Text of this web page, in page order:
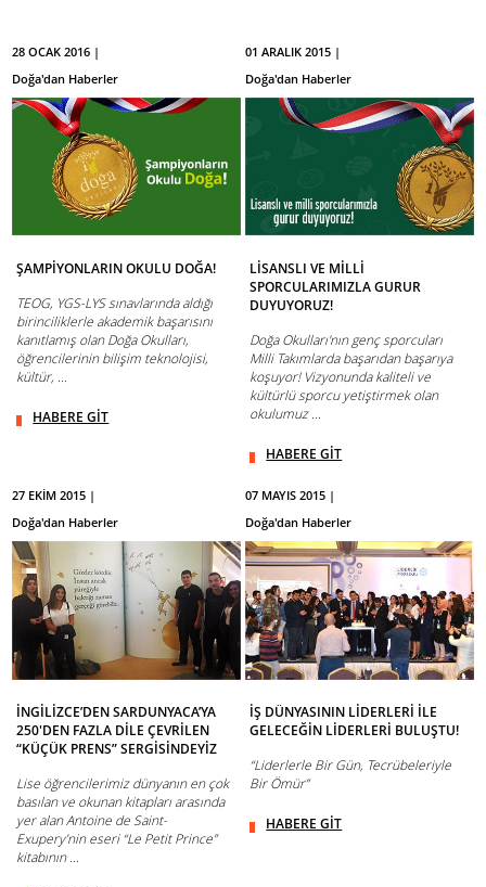
28 OCAK 2016 |
Doğa'dan Haberler
ŞAMPİYONLARIN OKULU DOĞA!
TEOG, YGS-LYS sınavlarında aldığı
birinciliklerle akademik başarısını
kanıtlamış olan Doğa Okulları,
öğrencilerinin bilişim teknolojisi,
kültür, ...
HABERE GİT
01 ARALIK 2015 |
Doğa'dan Haberler
LİSANSLI VE MİLLİ
SPORCULARIMIZLA GURUR
DUYUYORUZ!
Doğa Okulları'nın genç sporcuları
Milli Takımlarda başarıdan başarıya
koşuyor! Vizyonunda kaliteli ve
kültürlü sporcu yetiştirmek olan
okulumuz ...
HABERE GİT
27 EKİM 2015 |
Doğa'dan Haberler
İNGİLİZCE’DEN SARDUNYACA’YA
250'DEN FAZLA DİLE ÇEVRİLEN
“KÜÇÜK PRENS” SERGİSİNDEYİZ
Lise öğrencilerimiz dünyanın en çok
basılan ve okunan kitapları arasında
yer alan Antoine de Saint-
Exupery’nin eseri “Le Petit Prince”
kitabının ...
07 MAYIS 2015 |
Doğa'dan Haberler
İŞ DÜNYASININ LİDERLERİ İLE
GELECEĞİN LİDERLERİ BULUŞTU!
“Liderlerle Bir Gün, Tecrübeleriyle
Bir Ömür”
HABERE GİT